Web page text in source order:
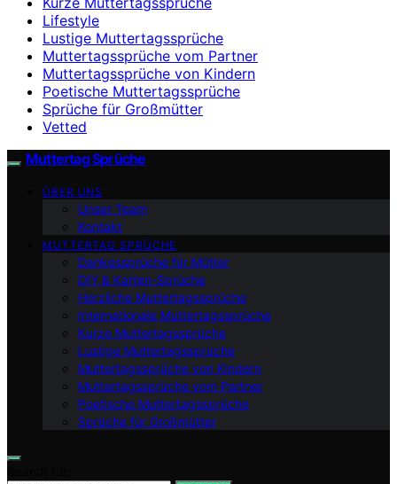
Lifestyle
Lustige Muttertagssprüche
Muttertagssprüche vom Partner
Muttertagssprüche von Kindern
Poetische Muttertagssprüche
Sprüche für Großmütter
Vetted
Muttertag Sprüche
ÜBER UNS
Unser Team
Kontakt
MUTTERTAG SPRÜCHE
Dankessprüche für Mütter
DIY & Karten-Sprüche
Herzliche Muttertagssprüche
Internationale Muttertagssprüche
Kurze Muttertagssprüche
Lustige Muttertagssprüche
Muttertagssprüche von Kindern
Muttertagssprüche vom Partner
Poetische Muttertagssprüche
Sprüche für Großmütter